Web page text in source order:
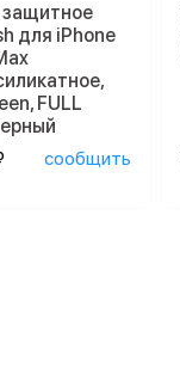
защитное
для iPhone
FULL
сообщить